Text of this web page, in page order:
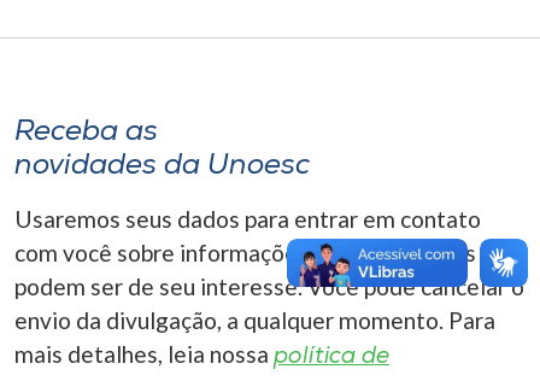
Receba as
novidades da Unoesc
Usaremos seus dados para entrar em contato
com você sobre informações correlacionadas que
podem ser de seu interesse. Você pode cancelar o
envio da divulgação, a qualquer momento. Para
mais detalhes, leia nossa política de